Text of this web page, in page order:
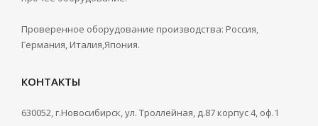
Проверенное оборудование производства: Россия,
Германия, Италия,Япония.
КОНТАКТЫ
630052, г.Новосибирск, ул. Троллейная, д.87 корпус 4, оф.1